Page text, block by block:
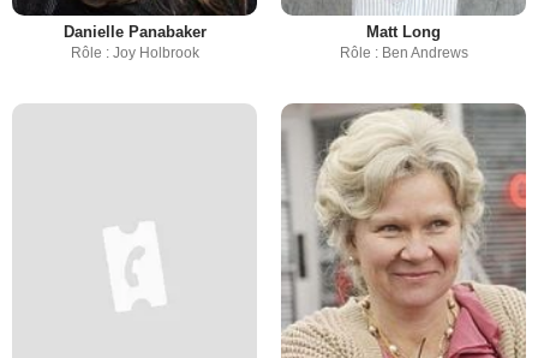
Danielle Panabaker
Rôle : Joy Holbrook
Matt Long
Rôle : Ben Andrews